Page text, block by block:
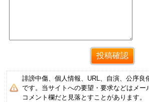
誹謗中傷、個人情報、URL、自演、公序良
です。当サイトへの要望・要求などはメー
コメント欄だと見落とすことがあります。